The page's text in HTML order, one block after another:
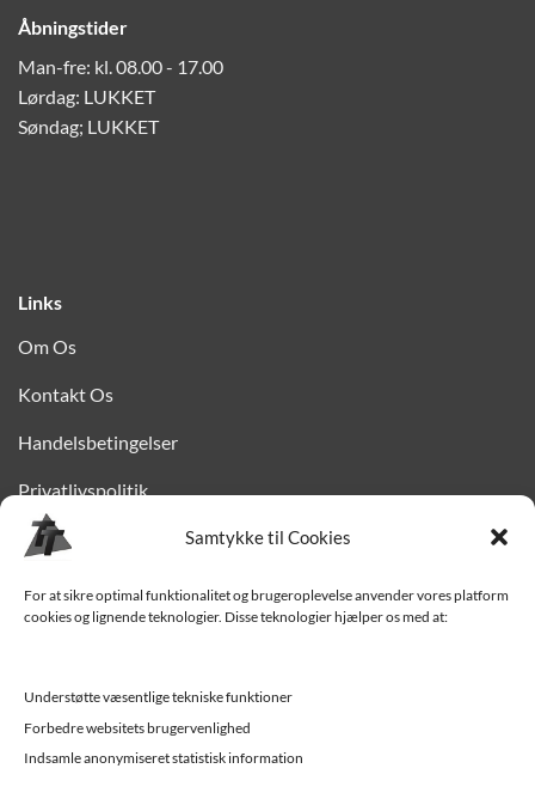
Samtykke til Cookies
For at sikre optimal funktionalitet og brugeroplevelse anvender vores platform
cookies og lignende teknologier. Disse teknologier hjælper os med at:
Understøtte væsentlige tekniske funktioner
Forbedre websitets brugervenlighed
Indsamle anonymiseret statistisk information
Åbningstider
Man-fre: kl. 08.00 - 17.00
Lørdag: LUKKET
Søndag; LUKKET
Links
Om Os
Kontakt Os
Handelsbetingelser
Privatlivspolitik
Finansiering
Levering til Sjælland
Værksted